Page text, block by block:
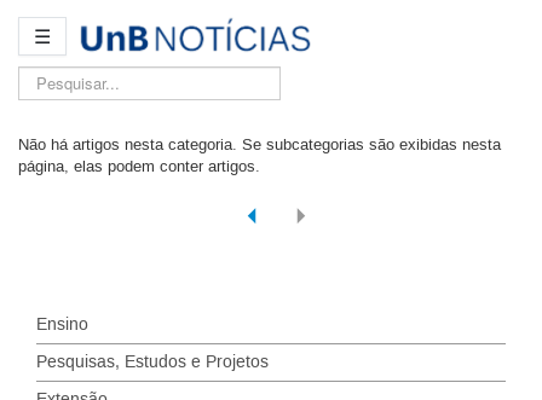
☰
Pesquisar...
Não há artigos nesta categoria. Se subcategorias são exibidas nesta
página, elas podem conter artigos.
Ensino
Pesquisas, Estudos e Projetos